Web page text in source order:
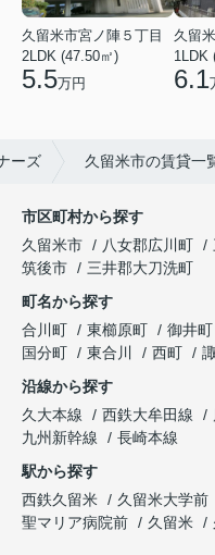
久留米市宮ノ陣５丁目
2LDK (47.50㎡)
5.5万円
久留
1LDK
6.1
ーズ 久留米市の賃貸一
市区町村から探す
久留米市
八女郡広川町
筑後市
三井郡大刀洗町
町名から探す
合川町
東櫛原町 御井町
国分町
東合川 西町
沿線から探す
久大本線
西鉄大牟田線
九州新幹線
長崎本線
駅から探す
西鉄久留米
久留米大学前
聖マリア病院前
久留米